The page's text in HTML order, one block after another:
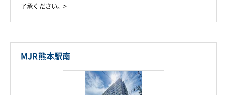
了承ください。>
MJR熊本駅南